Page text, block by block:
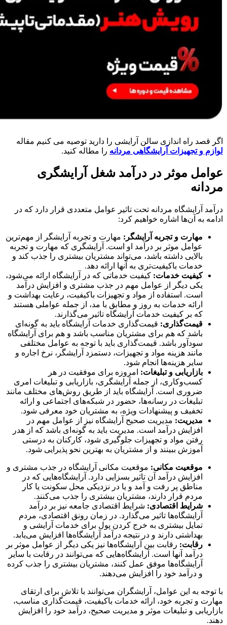
اگر قصد راه اندازی سالن آرایشی را دارید توصیه می کنیم مقاله
لوازم و تجهیزات آرایشگاهی مردانه را مطاله کنید.
عوامل موثر در درآمد شغل آرایشگری
مردانه
درآمد آرایشگاه مردانه تحت تاثیر عوامل متعددی قرار دارد که در
ادامه به آن‌ها اشاره خواهیم کرد:
مهارت و تجربه آرایشگر: مهارت و تجربه آرایشگر از مهم‌ترین
عوامل موثر بر درآمد او است. آرایشگری که مهارت و تجربه
بالایی داشته باشد، می‌تواند مشتریان بیشتری را جذب کند و
خدمات باکیفیت‌تری به آنها ارائه دهد.
کیفیت خدمات: کیفیت خدماتی که در آرایشگاه ارائه می‌شود،
یکی دیگر از عوامل مهم در جذب مشتری و افزایش درآمد
است. استفاده از مواد و تجهیزات باکیفیت، رعایت بهداشت و
ارائه خدمات به روز و مطابق با مد، از جمله عواملی هستند
که بر کیفیت خدمات آرایشگاه تاثیر می‌گذارند.
قیمت‌گذاری: قیمت‌گذاری خدمات آرایشگاه باید به گونه‌ای
باشد که هم برای مشتریان مناسب باشد و هم برای آرایشگاه
سودآور باشد. قیمت‌گذاری باید با توجه به عوامل مختلفی
مانند هزینه مواد و تجهیزات، دستمزد آرایشگر، نرخ اجاره و
سایر هزینه‌ها انجام شود.
بازاریابی و تبلیغات: امروزه برای موفقیت در هر
کسب‌وکاری، از جمله آرایشگری، بازاریابی و تبلیغات امری
ضروری است. آرایشگاه باید از طریق روش‌های مختلف مانند
تبلیغات در رسانه‌ها، حضور در شبکه‌های اجتماعی و ارائه
تخفیف و پیشنهادات ویژه، به مشتریان خود معرفی شود.
مدیریت: مدیریت صحیح آرایشگاه نیز از عوامل مهم در
افزایش درآمد است. مدیریت باید به گونه‌ای باشد که از هدر
رفتن مواد و تجهیزات جلوگیری شود، کارکنان به درستی
آموزش ببینند و از مشتریان به بهترین نحو پذیرایی شود.
موقعیت مکانی: موقعیت مکانی آرایشگاه در جذب مشتری و
افزایش درآمد آن تاثیر بسزایی دارد. آرایشگاه‌هایی که در
مناطق پر رفت و آمد و یا در نزدیکی محل سکونت یا کار
مردم قرار دارند، مشتریان بیشتری را جذب می‌کنند.
شرایط اقتصادی: شرایط اقتصادی جامعه نیز بر درآمد
آرایشگاه‌ها تاثیر می‌گذارد. در زمان رونق اقتصادی، مردم
تمایل بیشتری به خرج کردن پول برای خدمات آرایشی و
بهداشتی دارند و در نتیجه درآمد آرایشگاه‌ها افزایش می‌یابد.
رقابت: رقابت بین آرایشگاه‌ها نیز یکی دیگر از عوامل موثر بر
درآمد آنها است. آرایشگاه‌هایی که می‌توانند در رقابت با سایر
آرایشگاه‌ها موفق عمل کنند، مشتریان بیشتری را جذب کرده
و درآمد خود را افزایش می‌دهند.
با توجه به این عوامل، آرایشگران می‌توانند با تلاش برای ارتقای
مهارت و تجربه خود، ارائه خدمات باکیفیت، قیمت‌گذاری مناسب،
بازاریابی و تبلیغات موثر و مدیریت صحیح، درآمد خود را افزایش
دهند.